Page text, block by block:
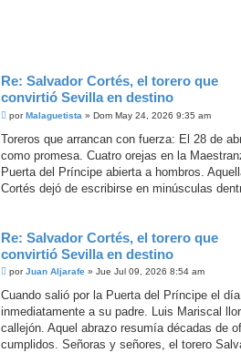
Re: Salvador Cortés, el torero que
convirtió Sevilla en destino
M
n
a
j
porMalaguetista » Dom May 24, 2026 9:35 am
Toreros que arrancan con fuerza: El 28 de
como promesa. Cuatro orejas en la
Puerta del Príncipe abierta a hombros.
Cortés dejó de escribirse en minúsculas
Re: Salvador Cortés, el torero que
convirtió Sevilla en destino
M
n
a
j
porJuan Aljarafe» Jue Jul 09, 2026 8:54 am
Cuando salió por la Puerta del Príncipe el
inmediatamente a su padre. Luis Mariscal
callejón. Aquel abrazo resumía décadas de
cumplidos. Señoras y señores, el torero